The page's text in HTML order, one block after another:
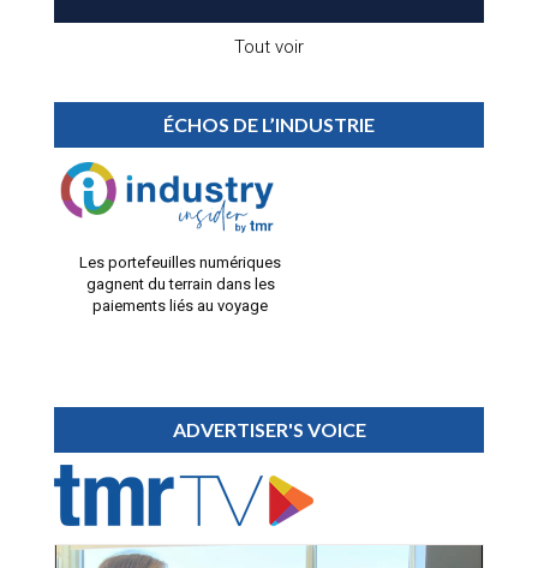
Tout voir
ÉCHOS DE L’INDUSTRIE
Les portefeuilles numériques
gagnent du terrain dans les
paiements liés au voyage
ADVERTISER'S VOICE